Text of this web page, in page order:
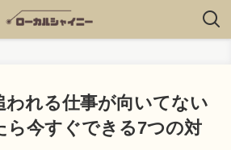
われる仕事が向いてない
ら今すぐできる7つの対